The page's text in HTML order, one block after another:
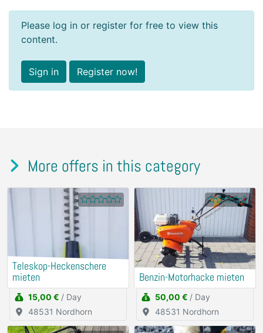
Please log in or register for free to view this
content.
Sign in Register now!
More offers in this category
Teleskop-Heckenschere
mieten
15,00 € / Day
48531 Nordhorn
Benzin-Motorhacke mieten
50,00 € / Day
48531 Nordhorn